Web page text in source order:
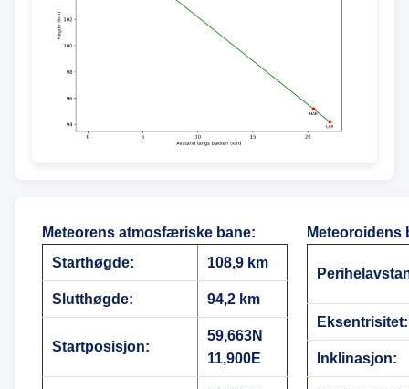
Meteorens atmosfæriske bane:
Starthøgde:
108,9 km
Slutthøgde: 94,2 km
Startposisjon:
59,663N
11,900E
Meteoroidens
Eksentrisitet:
Inklinasjon: